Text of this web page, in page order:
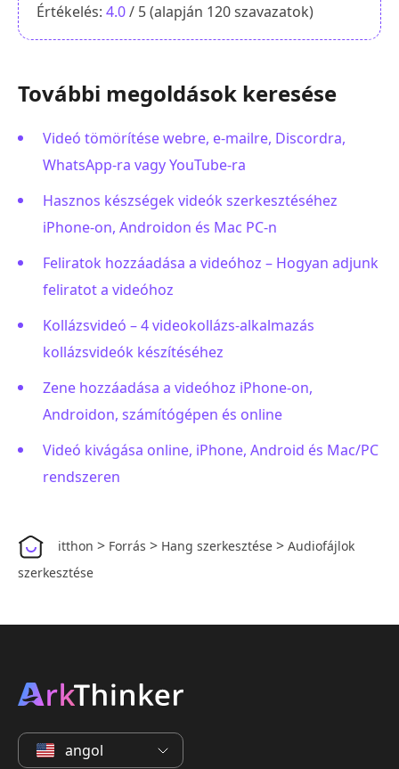
Értékelés: 4.0/ 5 (alapján 120szavazatok)
További megoldások keresése
Videó tömörítése webre, e-mailre, Discordra,
WhatsApp-ra vagy YouTube-ra
Hasznos készségek videók szerkesztéséhez
iPhone-on, Androidon és Mac PC-n
Feliratok hozzáadása a videóhoz – Hogyan adjunk
feliratot a videóhoz
Kollázsvideó – 4 videokollázs-alkalmazás
kollázsvideók készítéséhez
Zene hozzáadása a videóhoz iPhone-on,
Androidon, számítógépen és online
Videó kivágása online, iPhone, Android és Mac/PC
rendszeren
itthon > Forrás > Hang szerkesztése > Audiofájlok
szerkesztése
angol